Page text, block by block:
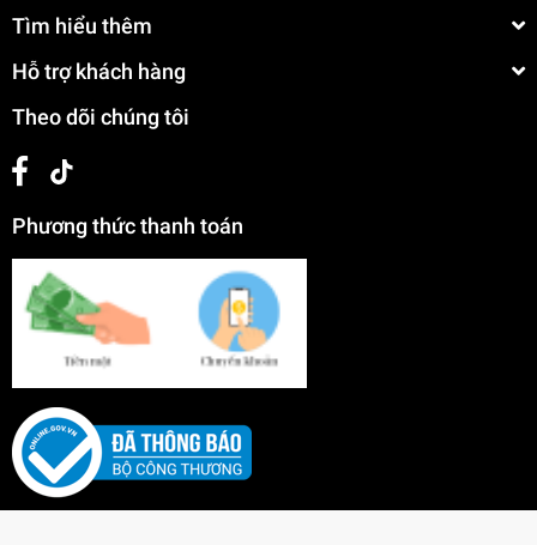
Tìm hiểu thêm
Hỗ trợ khách hàng
Theo dõi chúng tôi
Phương thức thanh toán